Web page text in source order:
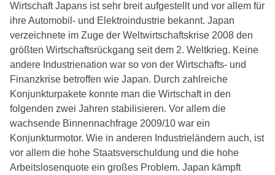
Wirtschaft Japans ist sehr breit aufgestellt und vor allem für
ihre Automobil- und Elektroindustrie bekannt. Japan
verzeichnete im Zuge der Weltwirtschaftskrise 2008 den
größten Wirtschaftsrückgang seit dem 2. Weltkrieg. Keine
andere Industrienation war so von der Wirtschafts- und
Finanzkrise betroffen wie Japan. Durch zahlreiche
Konjunkturpakete konnte man die Wirtschaft in den
folgenden zwei Jahren stabilisieren. Vor allem die
wachsende Binnennachfrage 2009/10 war ein
Konjunkturmotor. Wie in anderen Industrieländern auch, ist
vor allem die hohe Staatsverschuldung und die hohe
Arbeitslosenquote ein großes Problem. Japan kämpft